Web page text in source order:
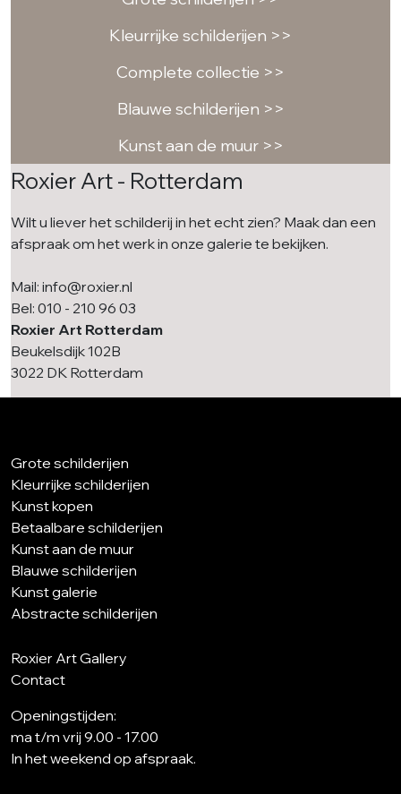
Kleurrijke schilderijen >>
Complete collectie >>
Blauwe schilderijen >>
Kunst aan de muur >>
Roxier Art - Rotterdam
Wilt u liever het schilderij in het echt zien? Maak dan een
afspraak om het werk in onze galerie te bekijken.
Mail: info@roxier.nl
Bel: 010 - 210 96 03
Roxier Art Rotterdam
Beukelsdijk 102B
3022 DK Rotterdam
Grote schilderijen
Kleurrijke schilderijen
Kunst kopen
Betaalbare schilderijen
Kunst aan de muur
Blauwe schilderijen
Kunst galerie
Abstracte schilderijen
Roxier Art Gallery
Contact
Openingstijden:
ma t/m vrij 9.00 - 17.00
In het weekend op afspraak.